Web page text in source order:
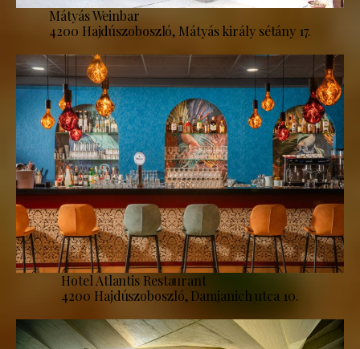
Mátyás Weinbar
4200 Hajdúszoboszló, Mátyás király sétány 17.
Hotel Atlantis Restaurant
4200 Hajdúszoboszló, Damjanich utca 10.